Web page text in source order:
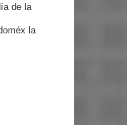
de la
la